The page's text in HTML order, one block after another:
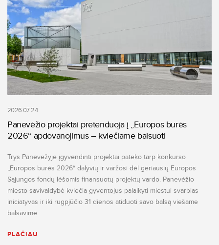
2026 07 24
Panevėžio projektai pretenduoja į „Europos burės
2026“ apdovanojimus – kviečiame balsuoti
Trys Panevėžyje įgyvendinti projektai pateko tarp konkurso
„Europos burės 2026“ dalyvių ir varžosi dėl geriausių Europos
Sąjungos fondų lėšomis finansuotų projektų vardo. Panevėžio
miesto savivaldybė kviečia gyventojus palaikyti miestui svarbias
iniciatyvas ir iki rugpjūčio 31 dienos atiduoti savo balsą viešame
balsavime.
PLAČIAU